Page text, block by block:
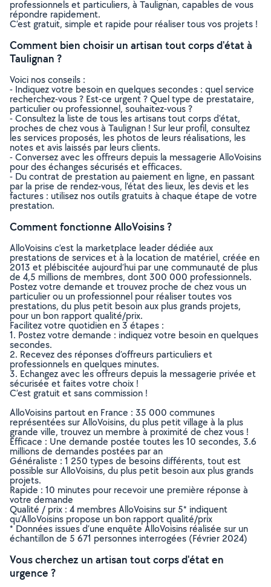
professionnels et particuliers, à Taulignan, capables de vous
répondre rapidement.
C’est gratuit, simple et rapide pour réaliser tous vos projets !
Comment bien choisir un artisan tout corps d'état à
Taulignan ?
Voici nos conseils :
- Indiquez votre besoin en quelques secondes : quel service
recherchez-vous ? Est-ce urgent ? Quel type de prestataire,
particulier ou professionnel, souhaitez-vous ?
- Consultez la liste de tous les artisans tout corps d'état,
proches de chez vous à Taulignan ! Sur leur profil, consultez
les services proposés, les photos de leurs réalisations, les
notes et avis laissés par leurs clients.
- Conversez avec les offreurs depuis la messagerie AlloVoisins
pour des échanges sécurisés et efficaces.
- Du contrat de prestation au paiement en ligne, en passant
par la prise de rendez-vous, l’état des lieux, les devis et les
factures : utilisez nos outils gratuits à chaque étape de votre
prestation.
Comment fonctionne AlloVoisins ?
AlloVoisins c’est la marketplace leader dédiée aux
prestations de services et à la location de matériel, créée en
2013 et plébiscitée aujourd’hui par une communauté de plus
de 4,5 millions de membres, dont 300 000 professionnels.
Postez votre demande et trouvez proche de chez vous un
particulier ou un professionnel pour réaliser toutes vos
prestations, du plus petit besoin aux plus grands projets,
pour un bon rapport qualité/prix.
Facilitez votre quotidien en 3 étapes :
1. Postez votre demande : indiquez votre besoin en quelques
secondes.
2. Recevez des réponses d’offreurs particuliers et
professionnels en quelques minutes.
3. Echangez avec les offreurs depuis la messagerie privée et
sécurisée et faites votre choix !
C’est gratuit et sans commission !
AlloVoisins partout en France : 35 000 communes
représentées sur AlloVoisins, du plus petit village à la plus
grande ville, trouvez un membre à proximité de chez vous !
Efficace : Une demande postée toutes les 10 secondes, 3.6
millions de demandes postées par an
Généraliste : 1 250 types de besoins différents, tout est
possible sur AlloVoisins, du plus petit besoin aux plus grands
projets.
Rapide : 10 minutes pour recevoir une première réponse à
votre demande
Qualité / prix : 4 membres AlloVoisins sur 5* indiquent
qu’AlloVoisins propose un bon rapport qualité/prix
* Données issues d’une enquête AlloVoisins réalisée sur un
échantillon de 5 671 personnes interrogées (Février 2024)
Vous cherchez un artisan tout corps d'état en
urgence ?